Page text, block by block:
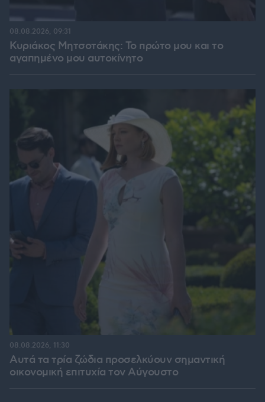
Κυριάκος Μητσοτάκης: Το πρώτο μου και το
αγαπημένο μου αυτοκίνητο
08.08.2026, 09:31
Αυτά τα τρία ζώδια προσελκύουν σημαντική
οικονομική επιτυχία τον Αύγουστο
08.08.2026, 11:30